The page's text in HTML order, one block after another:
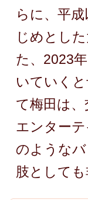
らに、平
じめとし
た、2023
いていく
て梅田は
エンター
のような
肢として